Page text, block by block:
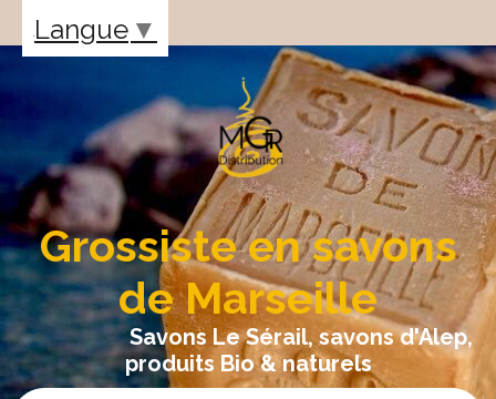
Grossiste en savons
de Marseille
Savons Le Sérail, savons d'Alep,
produits Bio & naturels
Langue ▼